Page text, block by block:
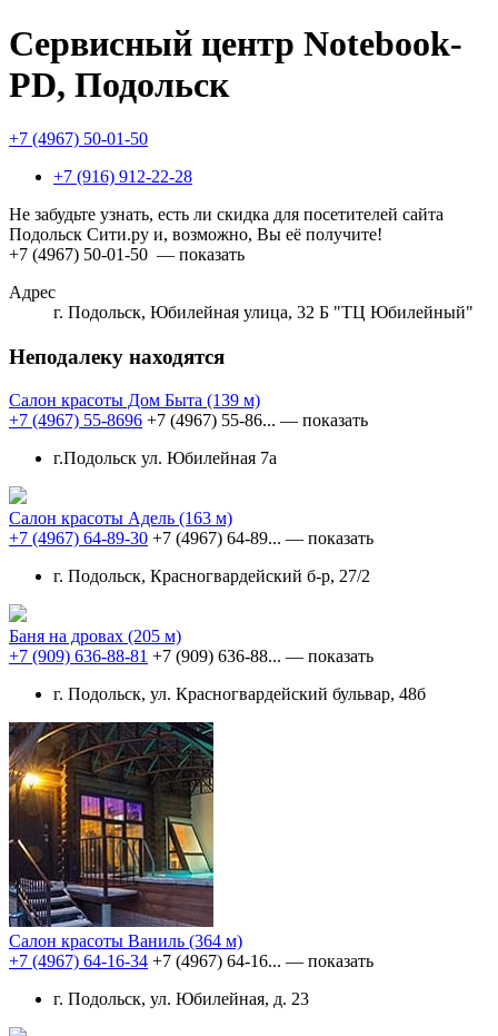
Сервисный центр Notebook-
PD, Подольск
+7 (4967) 50-01-50
+7 (916) 912-22-28
Не забудьте узнать, есть ли скидка для посетителей сайта
Подольск Сити.ру и, возможно, Вы её получите!
+7 (4967) 50-01-50 — показать
Адрес
г. Подольск, Юбилейная улица, 32 Б "ТЦ Юбилейный"
Неподалеку находятся
Салон красоты Дом Быта (139 м)
+7 (4967) 55-8696 +7 (4967) 55-86... — показать
г.Подольск ул. Юбилейная 7а
Салон красоты Адель (163 м)
+7 (4967) 64-89-30 +7 (4967) 64-89... — показать
г. Подольск, Красногвардейский б-р, 27/2
Баня на дровах (205 м)
+7 (909) 636-88-81 +7 (909) 636-88... — показать
г. Подольск, ул. Красногвардейский бульвар, 48б
Салон красоты Ваниль (364 м)
+7 (4967) 64-16-34 +7 (4967) 64-16... — показать
г. Подольск, ул. Юбилейная, д. 23